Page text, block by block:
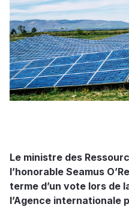
Le ministre des
l’honorable Seamus
terme d’un vote lors de
l’Agence internationale